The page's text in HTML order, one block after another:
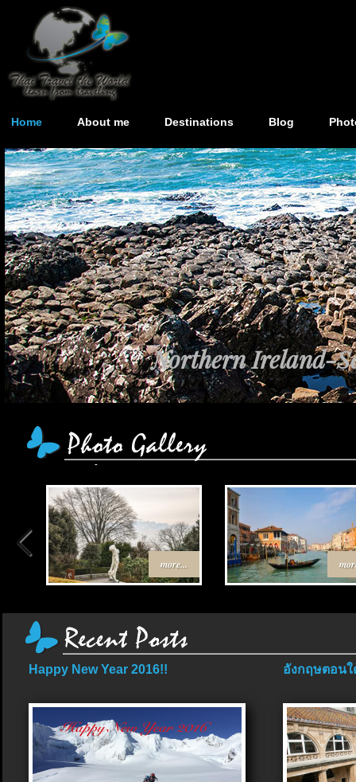
Home About me Destinations Blog
Northern Ireland-
more...
Happy New Year 2016!! อังกฤษตอนใ